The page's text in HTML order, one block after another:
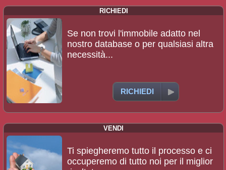
RICHIEDI
Se non trovi l'immobile adatto nel
nostro database o per qualsiasi altra
necessità...
RICHIEDI
VENDI
Ti spiegheremo tutto il processo e ci
occuperemo di tutto noi per il miglior